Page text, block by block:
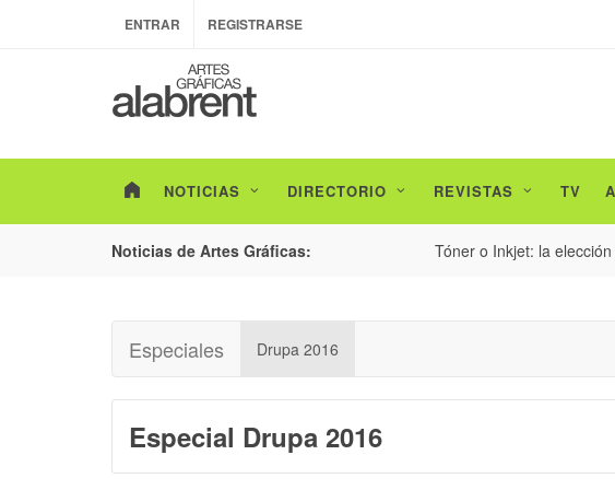
ENTRAR REGISTRARSE
NOTICIAS DIRECTORIO REVISTAS TV
Noticias de Artes Gráficas: Tóner o Inkjet: la elección tecnológica
Especiales Drupa 2016
Especial Drupa 2016